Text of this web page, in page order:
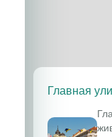
Главная